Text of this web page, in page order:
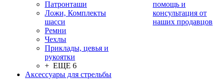
Патронташи
Ложи, Комплекты
шасси
Ремни
Чехлы
Приклады, цевья и
рукоятки
+ ЕЩЕ 6
Аксессуары для стрельбы
помощь и
консультация от
наших продавцов